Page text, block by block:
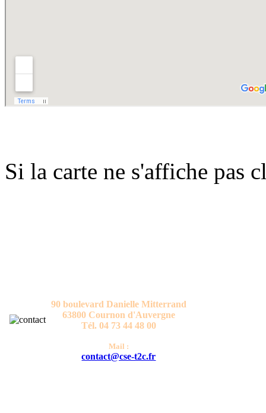
Si la carte ne s'affiche pas
90 boulevard Danielle Mitterrand
63800 Cournon d'Auvergne
Tél. 04 73 44 48 00
Mail :
contact@cse-t2c.fr